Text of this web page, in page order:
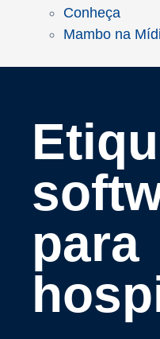
Conheça
Mambo na
para